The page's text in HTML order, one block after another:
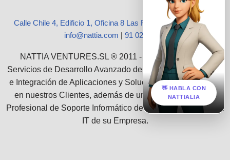
Calle Chile 4, Edificio 1, Oficina 8 Las Rozas, Madrid 28290
info@nattia.com | 91 027 3665
NATTIA VENTURES.SL ® 2011 - 2026 :: Ofrecemos
Servicios de Desarrollo Avanzado de Software, Consultoría
e Integración de Aplicaciones y Soluciones Empresariales
en nuestros Clientes, además de un grupo de Servicios
Profesional de Soporte Informático de toda la infraestructura
IT de su Empresa.
👋 HABLA CON
NATTIALIA